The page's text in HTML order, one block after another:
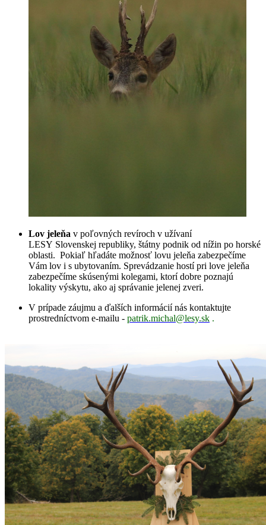
Lov jeleňa v poľovných revíroch v užívaní
LESY Slovenskej republiky, štátny podnik od nížin po horské
oblasti. Pokiaľ hľadáte možnosť lovu jeleňa zabezpečíme
Vám lov i s ubytovaním. Sprevádzanie hostí pri love jeleňa
zabezpečíme skúsenými kolegami, ktorí dobre poznajú
lokality výskytu, ako aj správanie jelenej zveri.
V prípade záujmu a ďalších informácií nás kontaktujte
prostredníctvom e-mailu - patrik.michal@lesy.sk .